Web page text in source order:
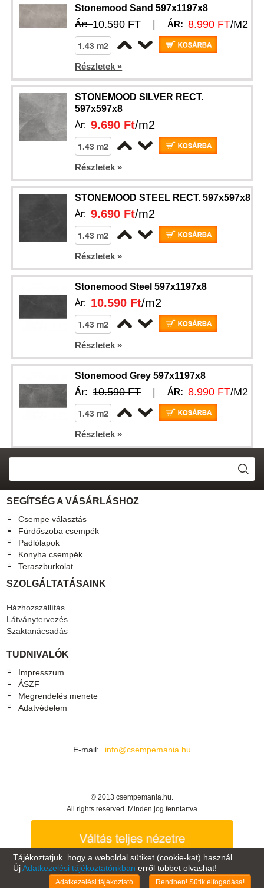
Stonemood Sand 597x1197x8
Ár:10.590 FT|ÁR:8.990 FT/M2
Részletek »
STONEMOOD SILVER RECT.
597x597x8
Ár:9.690 Ft/m2
Részletek »
STONEMOOD STEEL RECT. 597x597x8
Ár:9.690 Ft/m2
Részletek »
Stonemood Steel 597x1197x8
Ár: 10.590 Ft/m2
Részletek »
Stonemood Grey 597x1197x8
Ár:10.590 FT|ÁR:8.990 FT/M2
Részletek »
SEGÍTSÉG A VÁSÁRLÁSHOZ
Csempe választás
Fürdőszoba csempék
Padlólapok
Konyha csempék
Teraszburkolat
SZOLGÁLTATÁSAINK
Házhozszállítás
Látványtervezés
Szaktanácsadás
TUDNIVALÓK
Impresszum
ÁSZF
Megrendelés menete
Adatvédelem
E-mail: info@csempemania.hu
© 2013 csempemania.hu.
All rights reserved. Minden jog fenntartva
Oldal tetejére
Tájékoztatjuk. hogy a weboldal sütiket (cookie-kat) használ.
ÚjAdatkezelési tájékoztatónkban erről többet olvashat!
Adatkezelési tájékoztató Rendben! Sütik elfogadása!